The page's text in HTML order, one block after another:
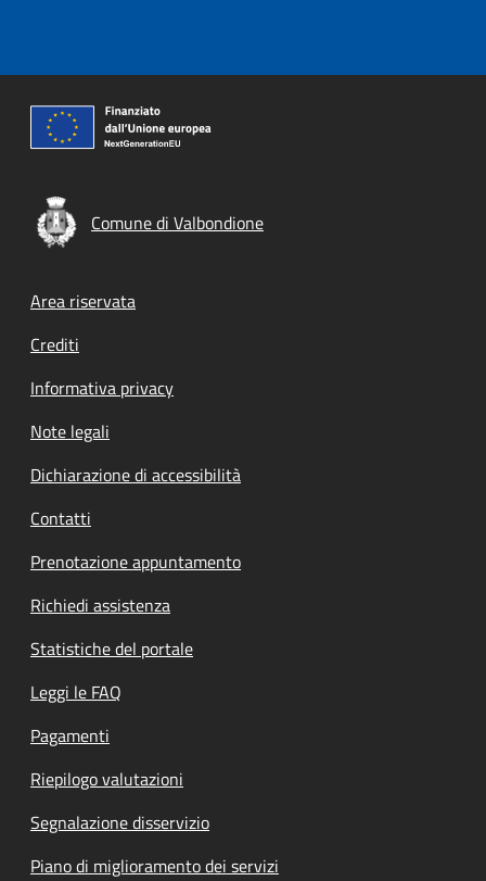
Comune di Valbondione
Footer menu
Area riservata
Crediti
Informativa privacy
Note legali
Dichiarazione di accessibilità
Contatti
Prenotazione appuntamento
Richiedi assistenza
Statistiche del portale
Leggi le FAQ
Pagamenti
Riepilogo valutazioni
Segnalazione disservizio
Piano di miglioramento dei servizi